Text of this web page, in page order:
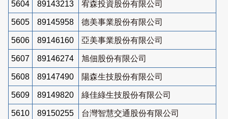
5604 89143213 宥森投資股份有限公司
5605 89145958 德美事業股份有限公司
5606 89146160 亞美事業股份有限公司
5607 89146274 旭佃股份有限公司
5608 89147490 陽森生技股份有限公司
5609 89149820 綠佳綠生技股份有限公司
5610 89150255 台灣智慧交通股份有限公司